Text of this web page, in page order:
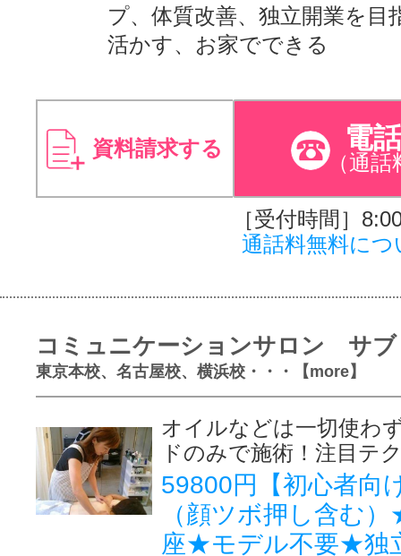
プ、体質改善、独立開業を目
活かす、お家でできる
資料請求する 電
（通話
［受付時間］
通話料無料につ
コミュニケーションサロン サブ
東京本校、名古屋校、横浜校・・・【more】
オイルなどは一切使わ
ドのみで施術！注目テ
59800円【初心者向
（顔ツボ押し含む
座★モデル不要★独